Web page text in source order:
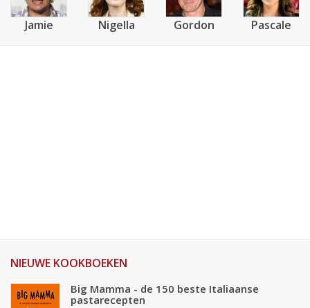
Jamie Nigella Gordon Pascale
NIEUWE KOOKBOEKEN
Big Mamma - de 150 beste Italiaanse
pastarecepten